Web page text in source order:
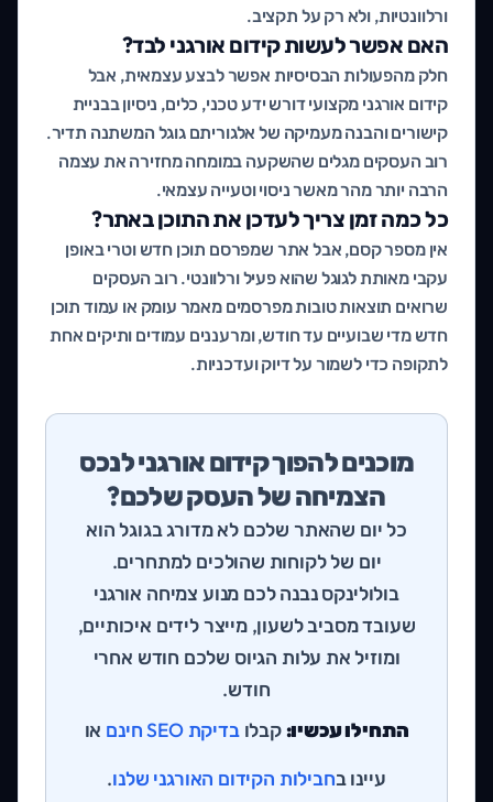
ורלוונטיות, ולא רק על תקציב.
האם אפשר לעשות קידום אורגני לבד?
חלק מהפעולות הבסיסיות אפשר לבצע עצמאית, אבל
קידום אורגני מקצועי דורש ידע טכני, כלים, ניסיון בבניית
קישורים והבנה מעמיקה של אלגוריתם גוגל המשתנה תדיר.
רוב העסקים מגלים שהשקעה במומחה מחזירה את עצמה
הרבה יותר מהר מאשר ניסוי וטעייה עצמאי.
כל כמה זמן צריך לעדכן את התוכן באתר?
אין מספר קסם, אבל אתר שמפרסם תוכן חדש וטרי באופן
עקבי מאותת לגוגל שהוא פעיל ורלוונטי. רוב העסקים
שרואים תוצאות טובות מפרסמים מאמר עומק או עמוד תוכן
חדש מדי שבועיים עד חודש, ומרעננים עמודים ותיקים אחת
לתקופה כדי לשמור על דיוק ועדכניות.
מוכנים להפוך קידום אורגני לנכס
הצמיחה של העסק שלכם?
כל יום שהאתר שלכם לא מדורג בגוגל הוא
יום של לקוחות שהולכים למתחרים.
בולולינקס נבנה לכם מנוע צמיחה אורגני
שעובד מסביב לשעון, מייצר לידים איכותיים,
ומוזיל את עלות הגיוס שלכם חודש אחרי
חודש.
התחילו עכשיו:קבלובדיקת SEO חינם
או
עיינו בחבילות הקידום האורגני שלנו.